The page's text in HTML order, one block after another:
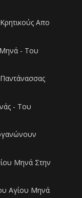
Απο
- Του
- Του
Μηνά Στην
Αγίου Μηνά